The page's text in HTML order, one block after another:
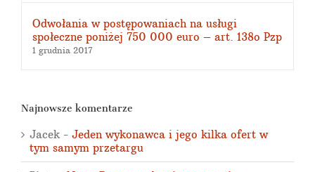
Odwołania w postępowaniach na usługi
społeczne poniżej 750 000 euro – art. 138o Pzp
1 grudnia 2017
Najnowsze komentarze
Jacek - Jeden wykonawca i jego kilka ofert w
tym samym przetargu